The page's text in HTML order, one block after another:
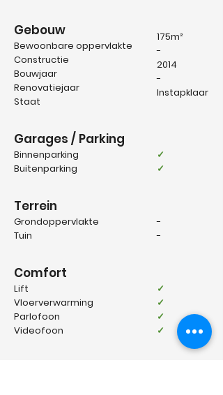
Gebouw
Bewoonbare oppervlakte
Constructie
Bouwjaar
Renovatiejaar
Staat
175m²
-
2014
-
Instapklaar
Garages / Parking
Binnenparking
Buitenparking
✓
✓
Terrein
Grondoppervlakte
Tuin
-
-
Comfort
Lift
Vloerverwarming
Parlofoon
Videofoon
✓
✓
✓
✓